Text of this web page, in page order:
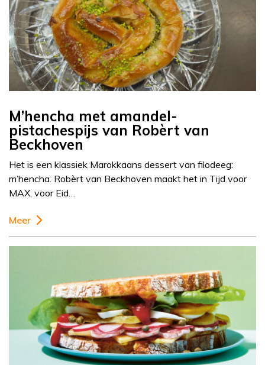
M’hencha met amandel-
pistachespijs van Robèrt van
Beckhoven
Het is een klassiek Marokkaans dessert van filodeeg:
m’hencha. Robèrt van Beckhoven maakt het in Tijd voor
MAX, voor Eid…
Meer